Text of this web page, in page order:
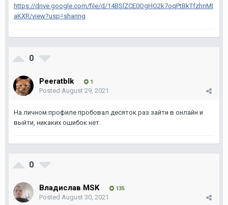
https://drive.google.com/file/d/14BSlZCE0OgHO2k7oqPtBkTfzhnMI
aKXR/view?usp=sharing
0
Peeratblk 1
Posted August 29, 2021
На личном профиле пробовал десяток раз зайти в онлайн и
выйти, никаких ошибок нет.
0
Владислав MSK 135
Posted August 30, 2021